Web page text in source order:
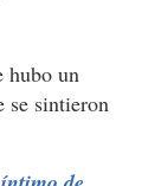
hubo un
se sintieron